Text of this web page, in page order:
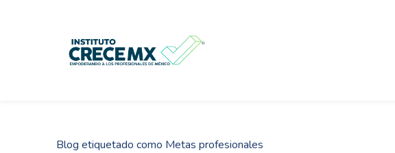
Blog etiquetado como Metas profesionales